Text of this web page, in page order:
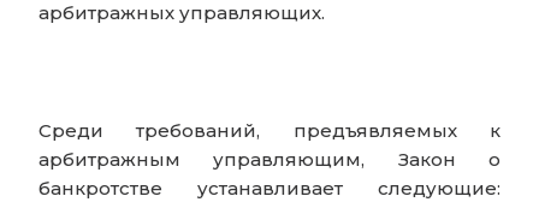
арбитражных управляющих.
Среди требований, предъявляемых к
арбитражным управляющим, Закон о
банкротстве устанавливает следующие: